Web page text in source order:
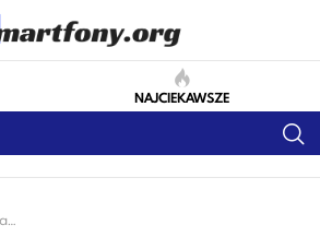
NAJCIEKAWSZE